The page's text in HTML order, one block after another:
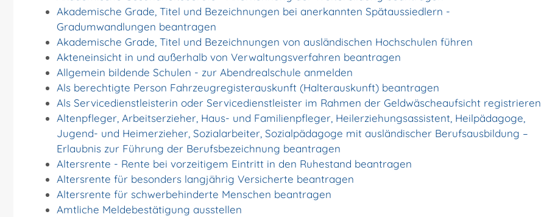
Akademische Grade, Titel und Bezeichnungen bei anerkannten Spätaussiedlern -
Gradumwandlungen beantragen
Akademische Grade, Titel und Bezeichnungen von ausländischen Hochschulen führen
Akteneinsicht in und außerhalb von Verwaltungsverfahren beantragen
Allgemein bildende Schulen - zur Abendrealschule anmelden
Als berechtigte Person Fahrzeugregisterauskunft (Halterauskunft) beantragen
Als Servicedienstleisterin oder Servicedienstleister im Rahmen der Geldwäscheaufsicht registrieren
Altenpfleger, Arbeitserzieher, Haus- und Familienpfleger, Heilerziehungsassistent, Heilpädagoge,
Jugend- und Heimerzieher, Sozialarbeiter, Sozialpädagoge mit ausländischer Berufsausbildung –
Erlaubnis zur Führung der Berufsbezeichnung beantragen
Altersrente - Rente bei vorzeitigem Eintritt in den Ruhestand beantragen
Altersrente für besonders langjährig Versicherte beantragen
Altersrente für schwerbehinderte Menschen beantragen
Amtliche Meldebestätigung ausstellen